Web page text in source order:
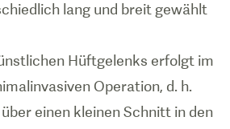
lang und breit gewählt
Hüftgelenks erfolgt im
Operation, d. h.
einen kleinen Schnitt in den